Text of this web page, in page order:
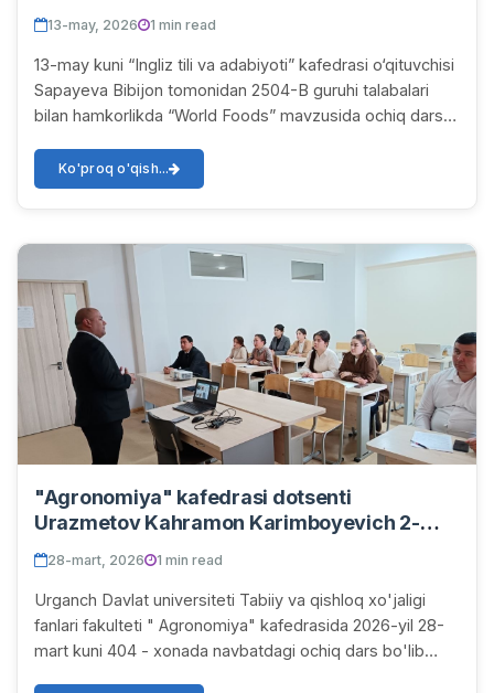
13-may, 2026 1 min read
13-may kuni “Ingliz tili va adabiyoti” kafedrasi o‘qituvchisi
Sapayeva Bibijon tomonidan 2504-B guruhi talabalari
bilan hamkorlikda “World Foods” mavzusida ochiq dars
Ko'proq o'qish...
"Agronomiya" kafedrasi dotsenti
Urazmetov Kahramon Karimboyevich 2-
kurs agronomiya yo'nalishiga "Makkajo'xori
biologiya va yetishtirish texnologiyasi"
28-mart, 2026 1 min read
Urganch Davlat universiteti Tabiiy va qishloq xo'jaligi
fanlari fakulteti " Agronomiya" kafedrasida 2026-yil 28-
mart kuni 404 - xonada navbatdagi ochiq dars bo'lib